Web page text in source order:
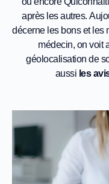
après les autres.
décerne les bons et les
médecin, on voit
géolocalisation de
aussi les